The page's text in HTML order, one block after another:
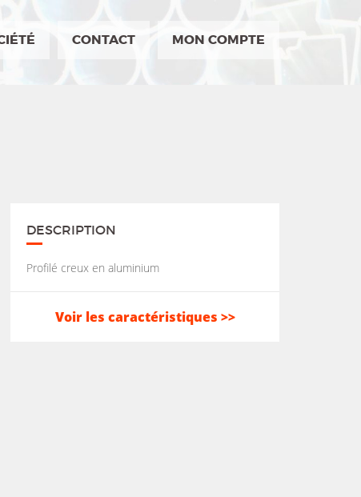
CONTACT MON COMPTE
DESCRIPTION
Profilé creux en aluminium
Voir les caractéristiques >>